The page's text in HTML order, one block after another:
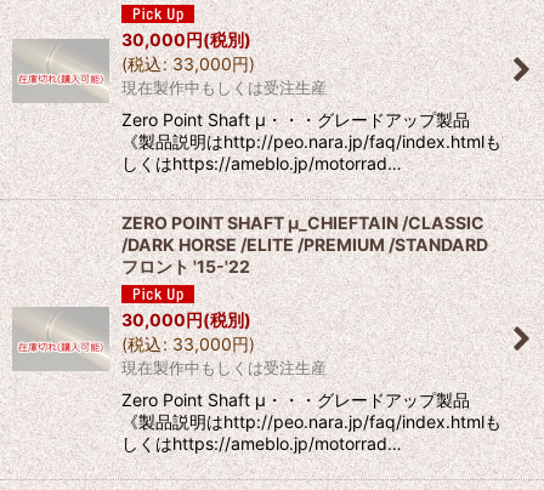
30,000円(税別)
(税込: 33,000円)
現在製作中もしくは受注生産
Zero Point Shaft μ・・・グレードアップ製品
《製品説明はhttp://peo.nara.jp/faq/index.htmlも
しくはhttps://ameblo.jp/motorrad…
ZERO POINT SHAFT μ_CHIEFTAIN /CLASSIC
/DARK HORSE /ELITE /PREMIUM /STANDARD
フロント '15-'22
30,000円(税別)
(税込: 33,000円)
現在製作中もしくは受注生産
Zero Point Shaft μ・・・グレードアップ製品
《製品説明はhttp://peo.nara.jp/faq/index.htmlも
しくはhttps://ameblo.jp/motorrad…